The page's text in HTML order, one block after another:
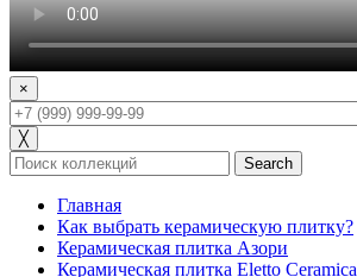
×
╳
Search
Главная
Как выбрать керамическую плитку?
Керамическая плитка Азори
Керамическая плитка Eletto Ceramica